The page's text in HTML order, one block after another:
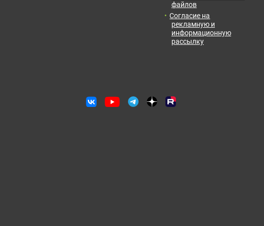
Отправить заявку
файлов
Согласие на
рекламную и
информационную
рассылку